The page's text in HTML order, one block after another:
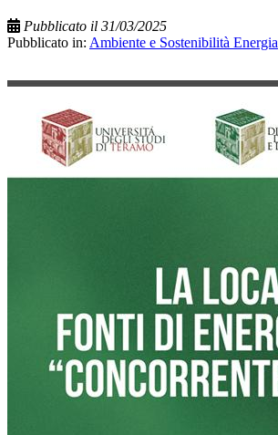
Pubblicato il 31/03/2025
Pubblicato in: Ambiente e Sostenibilità Energia